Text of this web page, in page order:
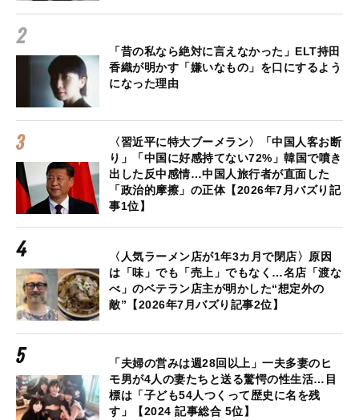
「昔の私なら絶対に言えなかった」ELT持田
香織が明かす「嫌いなもの」を口にするよう
になった理由
〈習近平に特大ブーメラン〉「中国人客お断
り」「中国に好感持てない72%」韓国で噴き
出した反中感情…中国人旅行者が直面した
「政治的摩擦」の正体【2026年7月バズり記
事1位】
〈人気ラーメン店が1年3カ月で閉店〉原因
は「味」でも「売上」でもなく…名店「渡な
べ」のベテラン店主が明かした“想定外の
敵”【2026年7月バズり記事2位】
「夫婦の営みは週28回以上」一夫多妻のヒ
モ男が4人の妻たちと送る驚愕の性生活…目
標は「子ども54人つくって歴史に名を残
す」【2024 記事総合 5位】